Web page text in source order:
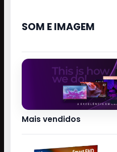
SOM E IMAGEM
Mais vendidos